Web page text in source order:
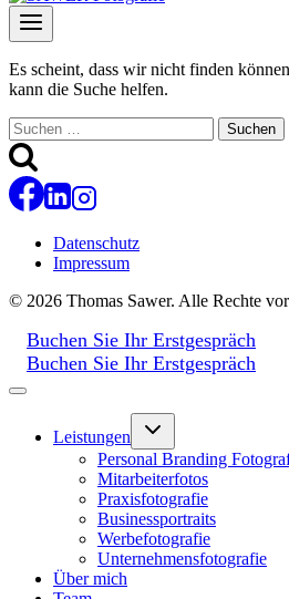
Es scheint, dass wir nicht finden
kann die Suche helfen.
Suchen
nach:
Datenschutz
Impressum
© 2026 Thomas Sawer. Alle Rechte
Buchen Sie Ihr Erstgespräch
Buchen Sie Ihr Erstgespräch
Leistungen
Untermenü
Personal Branding
Mitarbeiterfotos
Praxisfotografie
Businessportraits
Werbefotografie
Unternehmensfotografie
Über mich